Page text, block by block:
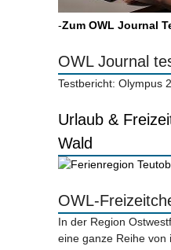
-Zum OWL Journal
OWL Journal
Testbericht: Olympus
Urlaub &
Wald
OWL-
In der Region
eine ganze Reihe von